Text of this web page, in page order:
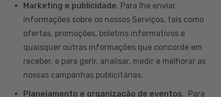
Marketing e publicidade. Para lhe enviar
informações sobre os nossos Serviços, tais como
ofertas, promoções, boletins informativos e
quaisquer outras informações que concorde em
receber, e para gerir, analisar, medir e melhorar as
nossas campanhas publicitárias.
Planejamento e organização de eventos. Para